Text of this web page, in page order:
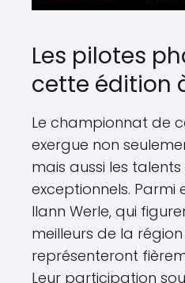
Les pilotes
cette édition
Le championnat de
exergue non
mais aussi les
exceptionnels. Parmi
Ilann Werle, qui
meilleurs de la région
représenteront
Leur participation